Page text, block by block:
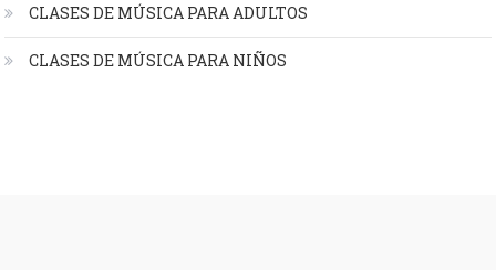
CLASES DE MÚSICA PARA ADULTOS
CLASES DE MÚSICA PARA NIÑOS